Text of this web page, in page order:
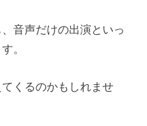
音声だけの出演といっ
。
くるのかもしれませ